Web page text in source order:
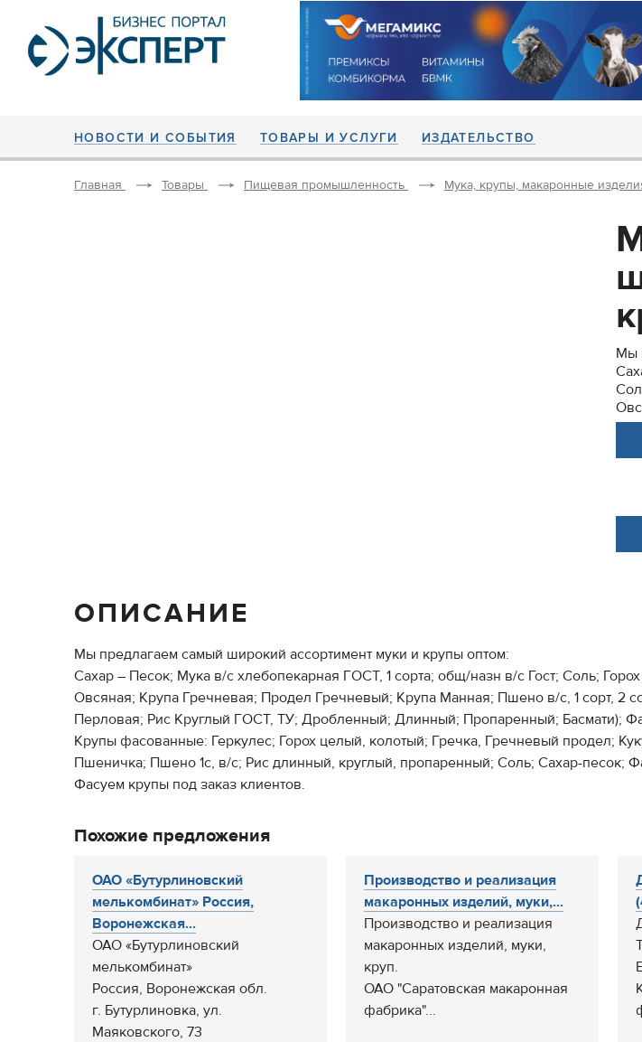
НОВОСТИ И СОБЫТИЯ ТОВАРЫ И УСЛУГИ ИЗДАТЕЛЬСТВО
Главная Товары Пищевая промышленность Мука, крупы, макаронные
Мы
ОПИСАНИЕ
Мы предлагаем самый широкий ассортимент муки и крупы оптом:
Сахар – Песок; Мука в/с хлебопекарная ГОСТ, 1 сорта; общ/назн в/с Гост; Соль;
Овсяная; Крупа Гречневая; Продел Гречневый; Крупа Манная; Пшено в/с, 1 сорт, 2
Перловая; Рис Круглый ГОСТ, ТУ; Дробленный; Длинный; Пропаренный; Басмати);
Крупы фасованные: Геркулес; Горох целый, колотый; Гречка, Гречневый продел;
Пшеничка; Пшено 1с, в/с; Рис длинный, круглый, пропаренный; Соль; Сахар-песок;
Фасуем крупы под заказ клиентов.
Похожие предложения
ОАО «Бутурлиновский
мелькомбинат» Россия,
Воронежская...
ОАО «Бутурлиновский
мелькомбинат»
Россия, Воронежская обл.
г. Бутурлиновка, ул.
Маяковского, 73
Производство и реализация
макаронных изделий, муки,...
Производство и реализация
макаронных изделий, муки,
круп.
ОАО "Саратовская макаронная
фабрика"...